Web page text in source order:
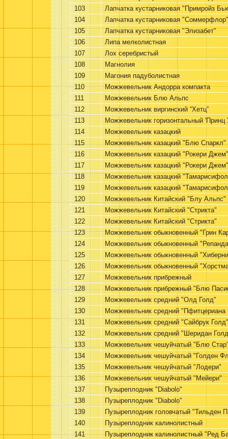
103
Лапчатка кустарниковая "Примройз
104
Лапчатка кустарниковая "Соммерфлор"
105
Лапчатка кустарниковая "Элизабет"
106
Липа мелколистная
107
Лох серебристый
108
Магнолия
109
Магония падуболистная
110
Можжевельник Андорра компакта
111
Можжевельник Блю Альпс
112
Можжевельник виргинский “Хетц”
113
Можжевельник горизонтальный 'Принц
114
Можжевельник казацкий
115
Можжевельник казацкий "Блю Спаркл"
116
Можжевельник казацкий "Рокери Джем"
117
Можжевельник казацкий "Рокери Джем"
118
Можжевельник казацкий
119
Можжевельник казацкий
120
Можжевельник Китайский "Блу Альпс"
121
Можжевельник Китайский "Стрикта"
122
Можжевельник Китайский "Стрикта"
123
Можжевельник обыкновенный "Грин
124
Можжевельник обыкновенный
125
Можжевельник обыкновенный
126
Можжевельник обыкновенный
127
Можжевельник прибрежный
128
Можжевельник прибрежный "Блю
129
Можжевельник средний "Олд Голд"
130
Можжевельник средний "Пфитцериана
131
Можжевельник средний "Сайбрук Голд"
132
Можжевельник средний "Шеридан
133
Можжевельник чешуйчатый "Блю
134
Можжевельник чешуйчатый "Голден
135
Можжевельник чешуйчатый "Лодери"
136
Можжевельник чешуйчатый "Мейери"
137
Пузыреплодник "Diabolo"
138
Пузыреплодник "Diabolo"
139
Пузыреплодник головчатый "Тильден
140
Пузыреплодник калинолистный
141
Пузыреплодник калинолистный "Ред